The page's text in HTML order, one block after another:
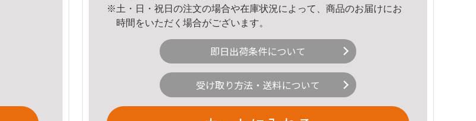
※土・日・祝日の注文の場合や在庫状況によって、商品のお届けにお
時間をいただく場合がございます。
即日出荷条件について
受け取り方法・送料について